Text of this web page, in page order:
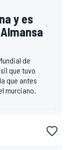
y es
de
que tuvo
que antes
murciano.